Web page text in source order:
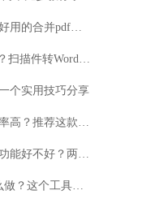
5.如何合并两个pdf，分享好用的合并pdf操作技巧
6.扫描件如何转Word文件？扫描件转Word的方法分享
个实用技巧分享
8.pdf文件合并工具哪款效率高？推荐这款高效率的合并工具！
9.福昕PDF365的文件合并功能好不好？两个pdf怎么合并？
10.多个pdf合并成一个怎么做？这个工具可以轻松搞定pdf合并！